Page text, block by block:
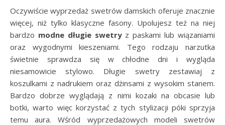
Oczywiście wyprzedaż swetrów damskich oferuje znacznie
więcej, niż tylko klasyczne fasony. Upolujesz też na niej
bardzo modne długie swetryz paskami lub wiązaniami
oraz wygodnymi kieszeniami. Tego rodzaju narzutka
świetnie sprawdza się w chłodne dni i wygląda
niesamowicie stylowo. Długie swetry zestawiaj z
koszulkami z nadrukiem oraz dżinsami z wysokim stanem.
Bardzo dobrze wyglądają z nimi kozaki na obcasie lub
botki, warto więc korzystać z tych stylizacji póki sprzyja
temu aura. Wśród wyprzedażowych modeli swetrów